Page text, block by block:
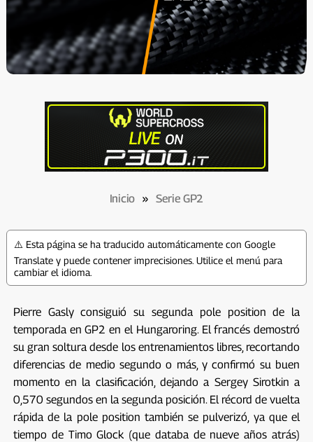
Inicio» Serie GP2
⚠️ Esta página se ha traducido automáticamente con Google
Translate y puede contener imprecisiones. Utilice el menú para
cambiar el idioma.
Pierre Gasly consiguió su segunda pole position de la
temporada en GP2 en el Hungaroring. El francés demostró
su gran soltura desde los entrenamientos libres, recortando
diferencias de medio segundo o más, y confirmó su buen
momento en la clasificación, dejando a Sergey Sirotkin a
0,570 segundos en la segunda posición. El récord de vuelta
rápida de la pole position también se pulverizó, ya que el
tiempo de Timo Glock (que databa de nueve años atrás)